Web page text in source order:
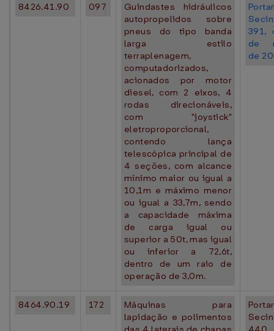
8426.41.90 097
Guindastes hidráulicos
autopropelidos sobre
pneus do tipo banda
larga estilo
terraplenagem,
computadorizados,
acionados por motor
diesel, com 2 eixos, 4
rodas direcionáveis,
com "joystick"
eletroproporcional,
contendo lança
telescópica principal de
4 seções, com alcance
mínimo maior ou igual a
10,1m e máximo menor
ou igual a 33,7m, sendo
a capacidade máxima
de carga igual ou
superior a 50t, mas igual
ou inferior a 72,6t,
dentro de um raio de
operação de 3,0m.
391,
de
de
8464.90.19 172
Máquinas para
lapidação e polimentos